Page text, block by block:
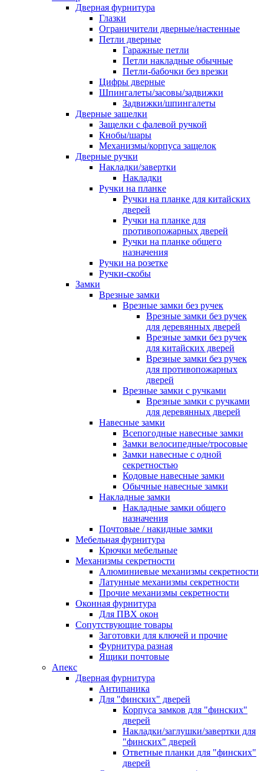
Дверная фурнитура
Глазки
Ограничители дверные/настенные
Петли дверные
Гаражные петли
Петли накладные обычные
Петли-бабочки без врезки
Цифры дверные
Шпингалеты/засовы/задвижки
Задвижки/шпингалеты
Дверные защелки
Защелки с фалевой ручкой
Кнобы/шары
Механизмы/корпуса защелок
Дверные ручки
Накладки/завертки
Накладки
Ручки на планке
Ручки на планке для китайских
дверей
Ручки на планке для
противопожарных дверей
Ручки на планке общего
назначения
Ручки на розетке
Ручки-скобы
Замки
Врезные замки
Врезные замки без ручек
Врезные замки без ручек
для деревянных дверей
Врезные замки без ручек
для китайских дверей
Врезные замки без ручек
для противопожарных
дверей
Врезные замки с ручками
Врезные замки с ручками
для деревянных дверей
Навесные замки
Всепогодные навесные замки
Замки велосипедные/тросовые
Замки навесные с одной
секретностью
Кодовые навесные замки
Обычные навесные замки
Накладные замки
Накладные замки общего
назначения
Почтовые / накидные замки
Мебельная фурнитура
Крючки мебельные
Механизмы секретности
Алюминиевые механизмы секретности
Латунные механизмы секретности
Прочие механизмы секретности
Оконная фурнитура
Для ПВХ окон
Сопутствующие товары
Заготовки для ключей и прочие
Фурнитура разная
Ящики почтовые
Апекс
Дверная фурнитура
Антипаника
Для "финских" дверей
Корпуса замков для "финских"
дверей
Накладки/заглушки/завертки для
"финских" дверей
Ответные планки для "финских"
дверей